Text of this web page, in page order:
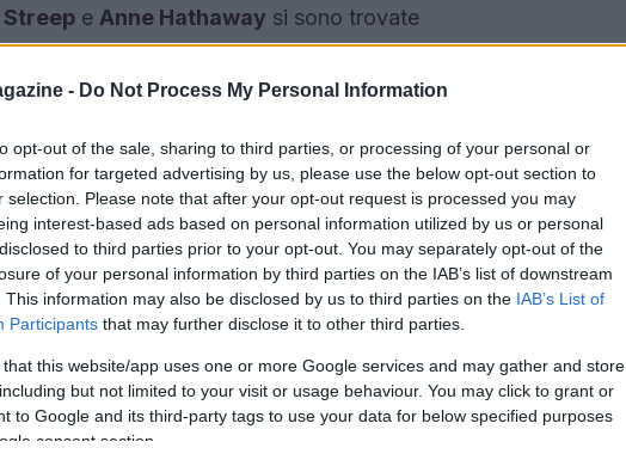
- Do Not Process My Personal Information
opt-out of the sale, sharing to third parties, or processing of your personal or
for targeted advertising by us, please use the below opt-out section to
selection. Please note that after your opt-out request is processed you may
interest-based ads based on personal information utilized by us or personal
to third parties prior to your opt-out. You may separately opt-out of the
of your personal information by third parties on the IAB’s list of downstream
This information may also be disclosed by us to third parties on the IAB’s List of
Participants that may further disclose it to other third parties.
that this website/app uses one or more Google services and may gather and store
but not limited to your visit or usage behaviour. You may click to grant or
to Google and its third-party tags to use your data for below specified purposes
consent section.
e Anne Hathaway si sono trovate
che le ha allarmate: modelle
è rimasta privata: la questione è diventata
mette in luce la responsabilità etica di
moda.